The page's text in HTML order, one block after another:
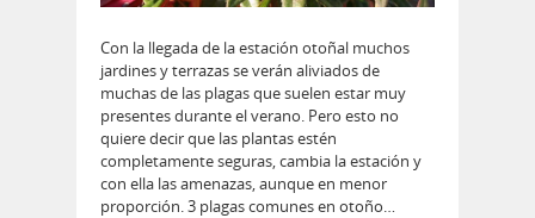
Con la llegada de la estación otoñal muchos
jardines y terrazas se verán aliviados de
muchas de las plagas que suelen estar muy
presentes durante el verano. Pero esto no
quiere decir que las plantas estén
completamente seguras, cambia la estación y
con ella las amenazas, aunque en menor
proporción. 3 plagas comunes en otoño…